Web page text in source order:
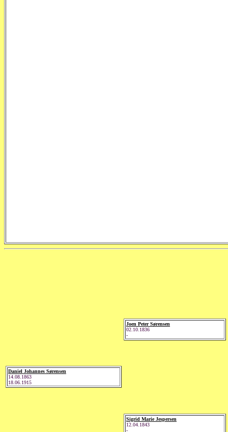
Daniel Johannes Sørensen
14.08.1863
18.06.1915
Joen Peter Sørensen
02.10.1836
-
Sigrid Marie Jespersen
12.04.1843
-